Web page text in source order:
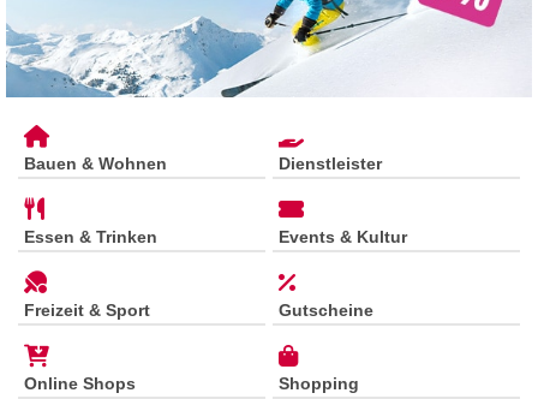
Bauen & Wohnen Dienstleister
Essen & Trinken Events & Kultur
Freizeit & Sport Gutscheine
Online Shops Shopping